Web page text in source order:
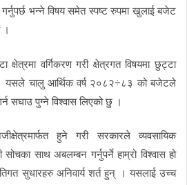
भन्ने विषय समेत स्पष्ट रुपमा खुलाई बजेट
।
क्षेत्रमा वर्गिकरण गरी क्षेत्रगत विषयमा छुट्टा
यसले चालु आर्थिक वर्ष २०८२÷८३ को बजेटले
सघाउ पुग्ने विश्वास लिएको छु ।
हुने गरी सरकारले व्यवसायिक
साथ अबलम्बन गर्नुपर्ने हाम्रो विश्वास हो
सुधारहरु अनिवार्य शर्त हुन् । यसलाई उच्च